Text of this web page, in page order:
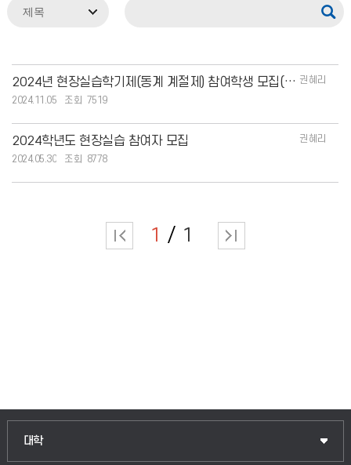
2024년 현장실습학기제(동계 계절제) 참여학생 모집(수요조사) 권혜리
2024.11.05
7519
2024학년도 현장실습 참여자 모집
권혜리
2024.05.30
8778
1 1
대학
인문융합공공인재학부